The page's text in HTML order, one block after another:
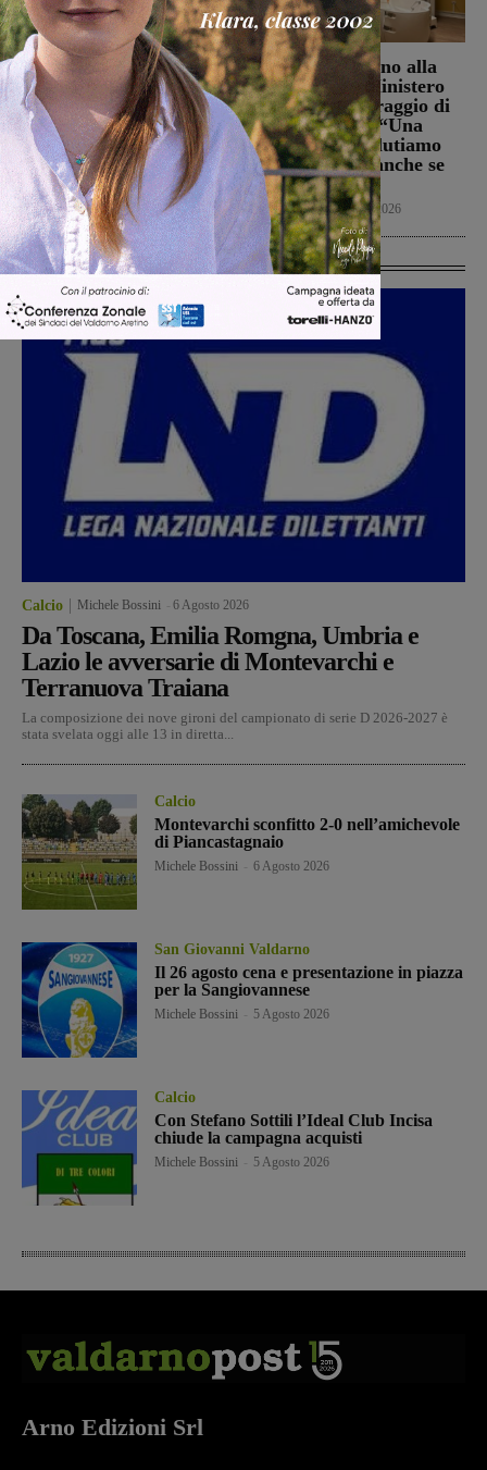
La Futsal Sangiovannese
ha scelto la strada della
continuità, appena un
paio i volti nuovi
San Giovanni Valdarno
6 Agosto 2026
Punto Nascita, no alla
deroga ma il Ministero
apre al monitoraggio di
sei mesi. Vadi: “Una
risposta che valutiamo
positivamente anche se
con prudenza”
Cronaca 6 Agosto 2026
Ultime Calcio
Calcio Michele Bossini 6 Agosto 2026
Da Toscana, Emilia Romgna, Umbria e
Lazio le avversarie di Montevarchi e
Terranuova Traiana
La composizione dei nove gironi del campionato di serie D 2026-2027 è
stata svelata oggi alle 13 in diretta...
Calcio
Montevarchi sconfitto 2-0 nell’amichevole
di Piancastagnaio
Michele Bossini 6 Agosto 2026
San Giovanni Valdarno
Il 26 agosto cena e presentazione in piazza
per la Sangiovannese
Michele Bossini 5 Agosto 2026
Calcio
Con Stefano Sottili l’Ideal Club Incisa
chiude la campagna acquisti
Michele Bossini 5 Agosto 2026
Arno Edizioni Srl